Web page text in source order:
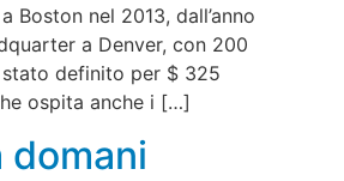
Boston nel 2013, dall’anno
a Denver, con 200
definito per $ 325
ospita anche i […]
domani